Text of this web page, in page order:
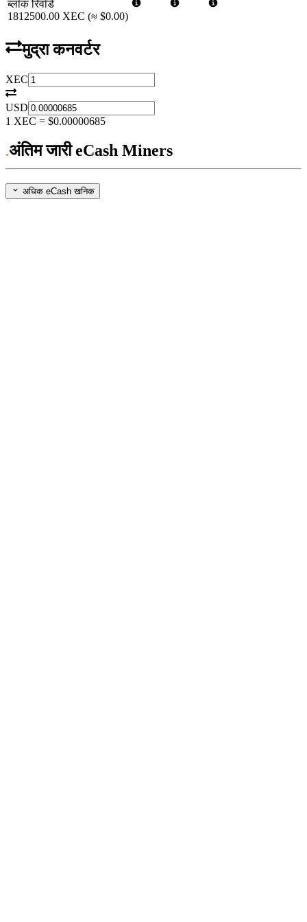
ब्लॉक रिवॉर्ड
1812500.00 XEC (≈ $0.00)
मुद्रा कनवर्टर
XEC
USD
1 XEC = $0.00000685
अंतिम जारी eCash Miners
अधिक eCash खनिक